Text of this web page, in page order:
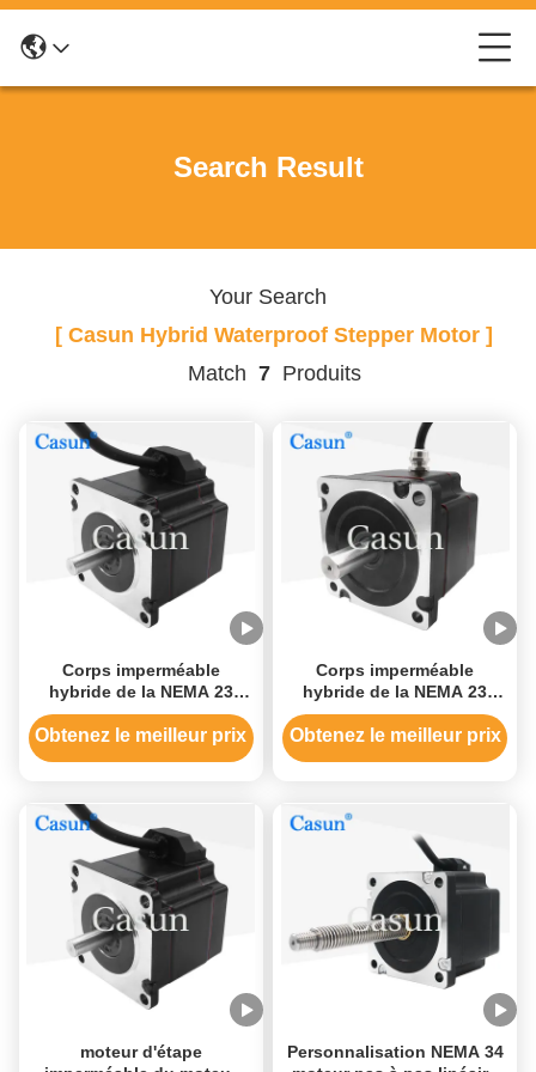
Search Result
Your Search
[ Casun Hybrid Waterproof Stepper Motor ]
Match 7Produits
Corps imperméable
hybride de la NEMA 23
51mm de moteur pas à pas
de Casun 1.16N.M For
Obtenez le meilleur prix
Corps imperméable
hybride de la NEMA 23
51mm de moteur pas à pas
de Casun 1.16N.M For
Obtenez le meilleur prix
moteur d'étape
Personnalisation NEMA 34